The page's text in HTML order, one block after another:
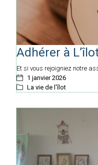
Adhérer à
Et si vous rejoigniez notre
1 janvier 2026
La vie de l'îlot